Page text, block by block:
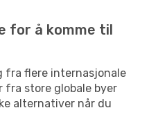
for å komme til
fra flere internasjonale
fra store globale byer
alternativer når du